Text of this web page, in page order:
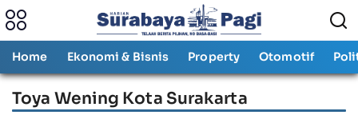
Home Ekonomi & Bisnis Property Otomotif
Toya Wening Kota Surakarta